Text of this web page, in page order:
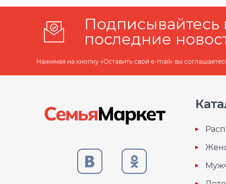
Подписывайтесь
последние
Нажимая на кнопку «Оставить свой e-mail» вы